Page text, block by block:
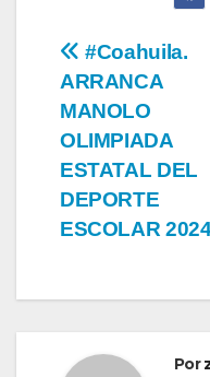
de
entradas
#Coahuila.
ARRANCA
MANOLO
OLIMPIADA
ESTATAL DEL
DEPORTE
ESCOLAR
Por